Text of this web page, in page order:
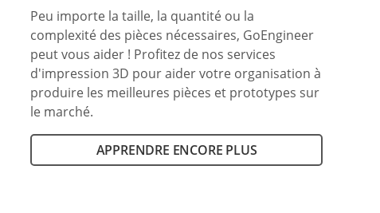
Peu importe la taille, la quantité ou la
complexité des pièces nécessaires, GoEngineer
peut vous aider ! Profitez de nos services
d'impression 3D pour aider votre organisation à
produire les meilleures pièces et prototypes sur
le marché.
APPRENDRE ENCORE PLUS